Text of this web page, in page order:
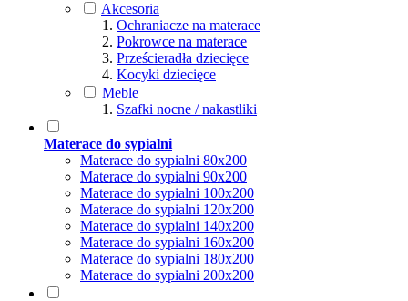
Akcesoria
Ochraniacze na materace
Pokrowce na materace
Prześcieradła dziecięce
Kocyki dziecięce
Meble
Szafki nocne / nakastliki
Materace do sypialni
Materace do sypialni 80x200
Materace do sypialni 90x200
Materace do sypialni 100x200
Materace do sypialni 120x200
Materace do sypialni 140x200
Materace do sypialni 160x200
Materace do sypialni 180x200
Materace do sypialni 200x200